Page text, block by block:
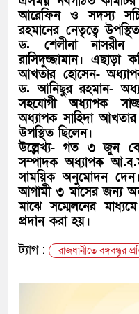
আরেফিন ও সদস্য
রহমানের নেতৃত্বে
ড. শেলীনা
রাসিদুজ্জামান।
আখতার হোসেন-
ড. আনিছুর রহমান-
সহযোগী অধ্যাপক
অধ্যাপক সাহিদা
উপস্থিত ছিলেন।
উল্লেখ্য- গত ৩ জুন
সম্পাদক অধ্যাপক
সাময়িক অনুমোদন
আগামী ৩ মাসের জন্য
মাঝে সম্মেলনের
প্রদান করা হয়।
ট্যাগ :
রাজধানীতে বঙ্গবন্ধুর